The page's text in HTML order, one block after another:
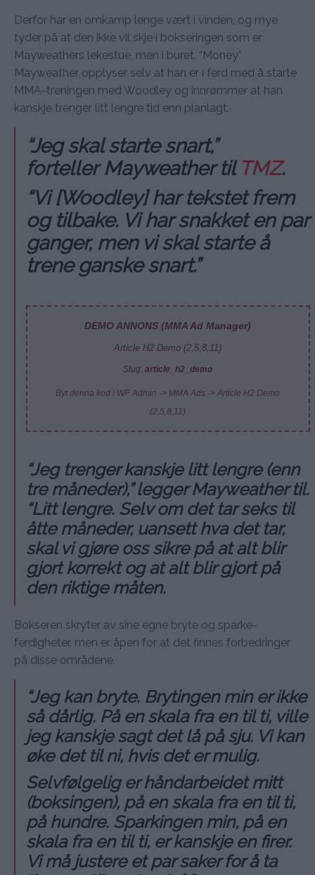
Derfor har en omkamp lenge vært i vinden, og mye
tyder på at den ikke vil skje i bokseringen som er
Mayweathers lekestue, men i buret. “Money”
Mayweather opplyser selv at han er i ferd med å starte
MMA-treningen med Woodley og innrømmer at han
kanskje trenger litt lengre tid enn planlagt.
“Jeg skal starte snart,”
forteller Mayweather til TMZ.
“Vi [Woodley] har tekstet frem
og tilbake. Vi har snakket en par
ganger, men vi skal starte å
trene ganske snart.”
DEMO ANNONS (MMA Ad Manager)
Article H2 Demo (2,5,8,11)
Slug:article_h2_demo
Byt denna kod i WP Admin -> MMA Ads -> Article H2 Demo
(2,5,8,11)
“Jeg trenger kanskje litt lengre (enn
tre måneder),” legger Mayweather til.
“Litt lengre. Selv om det tar seks til
åtte måneder, uansett hva det tar,
skal vi gjøre oss sikre på at alt blir
gjort korrekt og at alt blir gjort på
den riktige måten.
Bokseren skryter av sine egne bryte og sparke-
ferdigheter, men er åpen for at det finnes forbedringer
på disse områdene.
“Jeg kan bryte. Brytingen min er ikke
så dårlig. På en skala fra en til ti, ville
jeg kanskje sagt det lå på sju. Vi kan
øke det til ni, hvis det er mulig.
Selvfølgelig er håndarbeidet mitt
(boksingen), på en skala fra en til ti,
på hundre. Sparkingen min, på en
skala fra en til ti, er kanskje en firer.
Vi må justere et par saker for å ta